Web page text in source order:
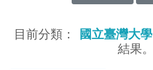
目前分類： 國立臺灣大學
結果。